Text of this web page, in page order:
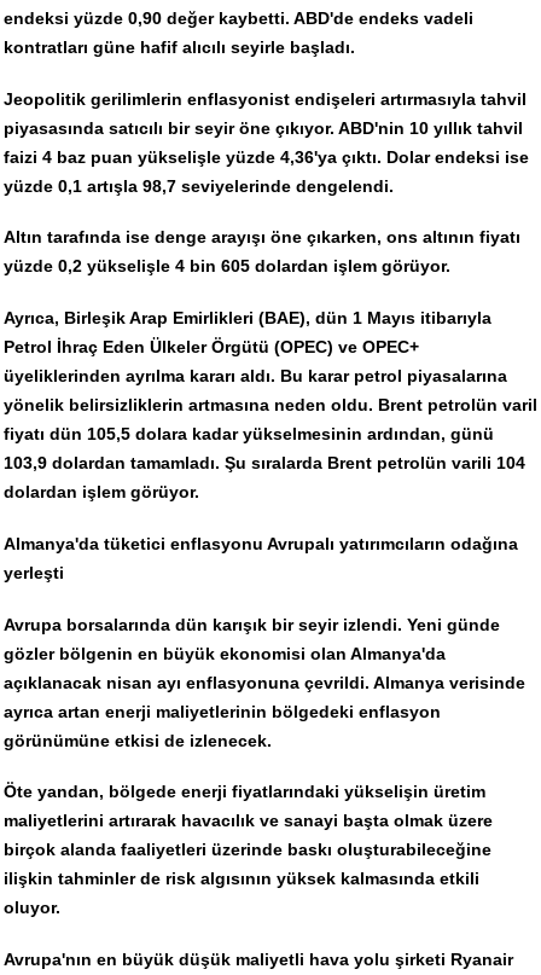
endeksi yüzde 0,90 değer kaybetti. ABD'de endeks vadeli
kontratları güne hafif alıcılı seyirle başladı.
Jeopolitik gerilimlerin enflasyonist endişeleri artırmasıyla tahvil
piyasasında satıcılı bir seyir öne çıkıyor. ABD'nin 10 yıllık tahvil
faizi 4 baz puan yükselişle yüzde 4,36'ya çıktı. Dolar endeksi ise
yüzde 0,1 artışla 98,7 seviyelerinde dengelendi.
Altın tarafında ise denge arayışı öne çıkarken, ons altının fiyatı
yüzde 0,2 yükselişle 4 bin 605 dolardan işlem görüyor.
Ayrıca, Birleşik Arap Emirlikleri (BAE), dün 1 Mayıs itibarıyla
Petrol İhraç Eden Ülkeler Örgütü (OPEC) ve OPEC+
üyeliklerinden ayrılma kararı aldı. Bu karar petrol piyasalarına
yönelik belirsizliklerin artmasına neden oldu. Brent petrolün varil
fiyatı dün 105,5 dolara kadar yükselmesinin ardından, günü
103,9 dolardan tamamladı. Şu sıralarda Brent petrolün varili 104
dolardan işlem görüyor.
Almanya'da tüketici enflasyonu Avrupalı yatırımcıların odağına
yerleşti
Avrupa borsalarında dün karışık bir seyir izlendi. Yeni günde
gözler bölgenin en büyük ekonomisi olan Almanya'da
açıklanacak nisan ayı enflasyonuna çevrildi. Almanya verisinde
ayrıca artan enerji maliyetlerinin bölgedeki enflasyon
görünümüne etkisi de izlenecek.
Öte yandan, bölgede enerji fiyatlarındaki yükselişin üretim
maliyetlerini artırarak havacılık ve sanayi başta olmak üzere
birçok alanda faaliyetleri üzerinde baskı oluşturabileceğine
ilişkin tahminler de risk algısının yüksek kalmasında etkili
oluyor.
Avrupa'nın en büyük düşük maliyetli hava yolu şirketi Ryanair